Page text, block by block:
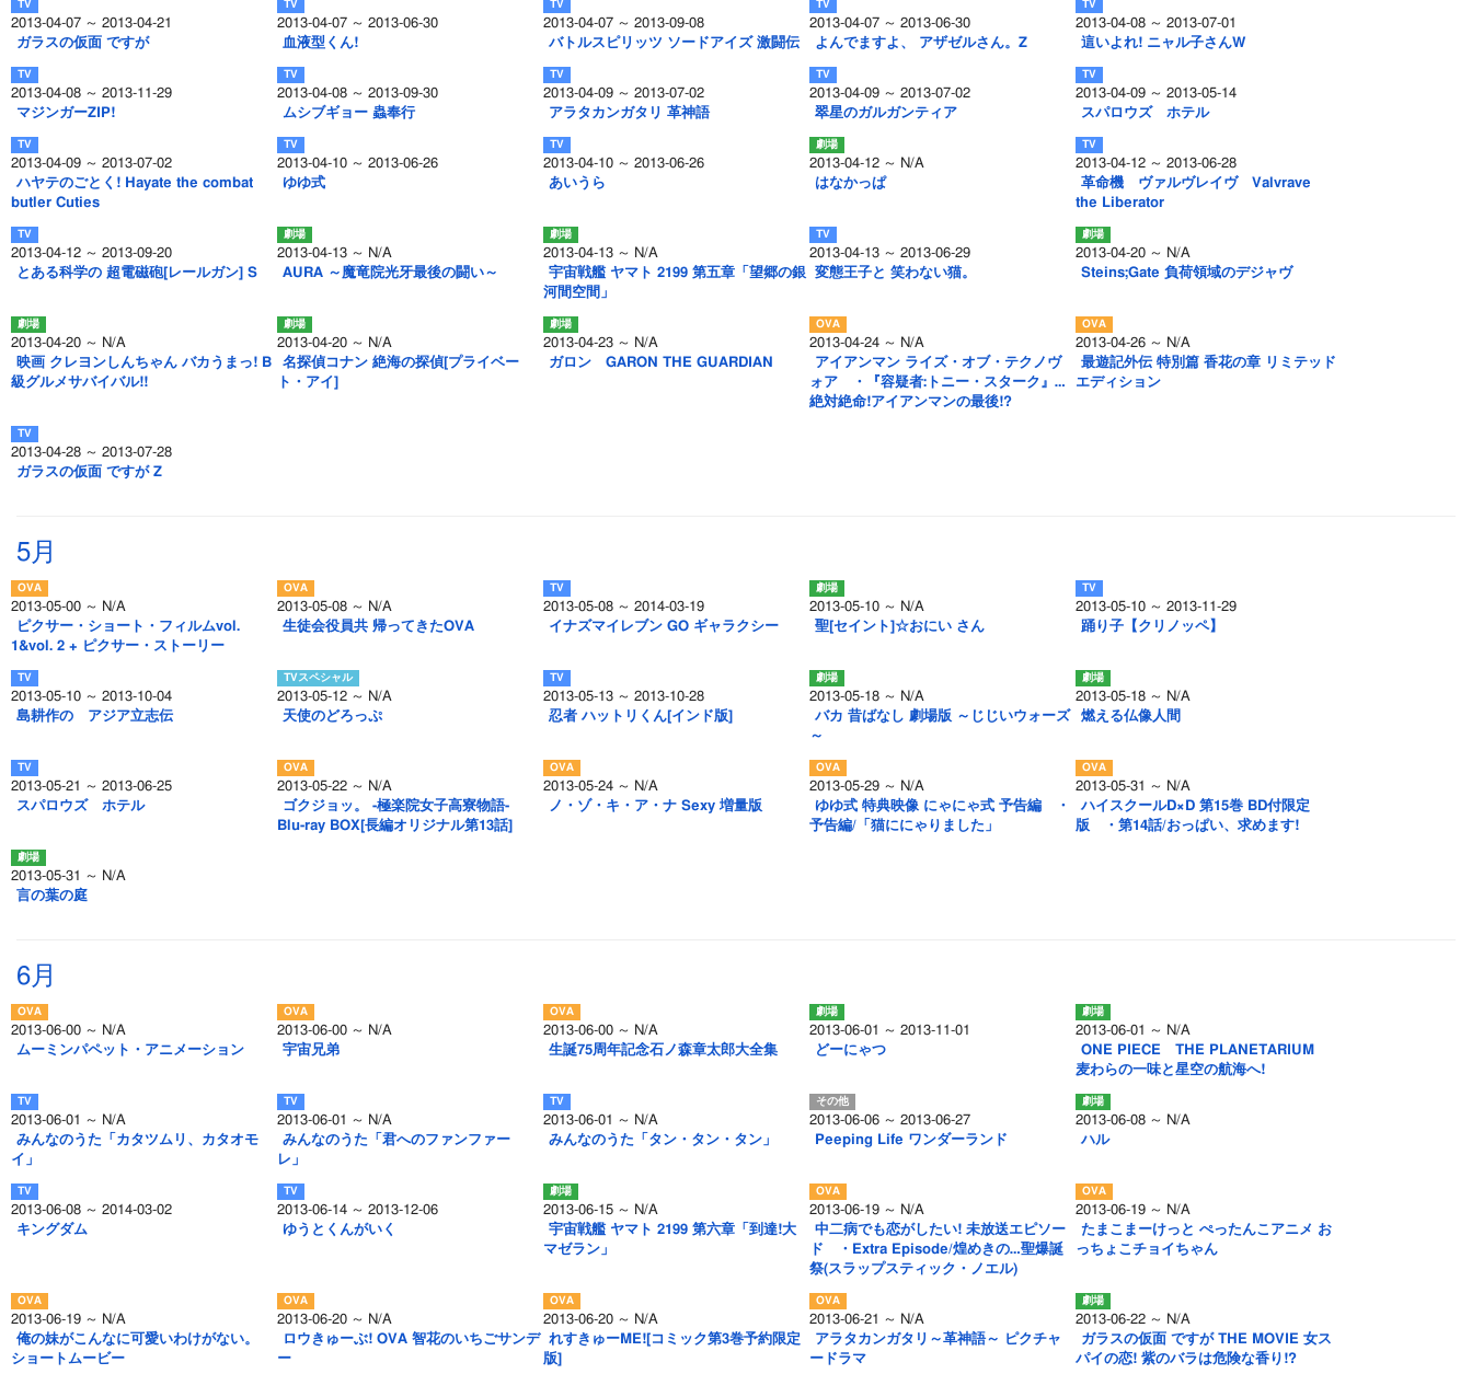
2013-04-07 ～ 2013-04-21
ガラスの仮面 ですが
2013-04-07 ～ 2013-06-30
血液型くん!
2013-04-07 ～ 2013-09-08
バトルスピリッツ ソードアイズ 激闘伝
2013-04-07 ～ 2013-06-30
よんでますよ、 アザゼルさん。Z
2013-04-08 ～ 2013-07-01
這いよれ! ニャル子さんW
2013-04-08 ～ 2013-11-29
マジンガーZIP!
2013-04-08 ～ 2013-09-30
ムシブギョー 蟲奉行
2013-04-09 ～ 2013-07-02
アラタカンガタリ 革神語
2013-04-09 ～ 2013-07-02
翠星のガルガンティア
2013-04-09 ～ 2013-05-14
スパロウズ ホテル
2013-04-09 ～ 2013-07-02
ハヤテのごとく! Hayate the combat
butler Cuties
2013-04-10 ～ 2013-06-26
ゆゆ式
2013-04-10 ～ 2013-06-26
あいうら
2013-04-12 ～ N/A
はなかっぱ
2013-04-12 ～ 2013-06-28
革命機 ヴァルヴレイヴ Valvrave
the Liberator
2013-04-12 ～ 2013-09-20
とある科学の 超電磁砲[レールガン] S
2013-04-13 ～ N/A
AURA ～魔竜院光牙最後の闘い～
2013-04-13 ～ N/A
宇宙戦艦 ヤマト 2199 第五章「望郷の銀
河間空間」
2013-04-13 ～ 2013-06-29
変態王子と 笑わない猫。
2013-04-20 ～ N/A
Steins;Gate 負荷領域のデジャヴ
2013-04-20 ～ N/A
映画 クレヨンしんちゃん バカうまっ! B
級グルメサバイバル!!
2013-04-20 ～ N/A
名探偵コナン 絶海の探偵[プライベー
ト・アイ]
2013-04-23 ～ N/A
ガロン GARON THE GUARDIAN
2013-04-24 ～ N/A
アイアンマン ライズ・オブ・テクノヴ
ォア ・『容疑者:トニー・スターク』…
絶対絶命!アイアンマンの最後!?
2013-04-26 ～ N/A
最遊記外伝 特別篇 香花の章 リミテッド
エディション
2013-04-28 ～ 2013-07-28
ガラスの仮面 ですが Z
5月
2013-05-00 ～ N/A
ピクサー・ショート・フィルムvol.
1&vol. 2 + ピクサー・ストーリー
2013-05-08 ～ N/A
生徒会役員共 帰ってきたOVA
2013-05-08 ～ 2014-03-19
イナズマイレブン GO ギャラクシー
2013-05-10 ～ N/A
聖[セイント]☆おにい さん
2013-05-10 ～ 2013-11-29
踊り子【クリノッペ】
2013-05-10 ～ 2013-10-04
島耕作の アジア立志伝
2013-05-12 ～ N/A
天使のどろっぷ
2013-05-13 ～ 2013-10-28
忍者 ハットリくん[インド版]
2013-05-18 ～ N/A
バカ 昔ばなし 劇場版 ～じじいウォーズ
～
2013-05-18 ～ N/A
燃える仏像人間
2013-05-21 ～ 2013-06-25
スパロウズ ホテル
2013-05-22 ～ N/A
ゴクジョッ。 -極楽院女子高寮物語-
Blu-ray BOX[長編オリジナル第13話]
2013-05-24 ～ N/A
ノ・ゾ・キ・ア・ナ Sexy 増量版
2013-05-29 ～ N/A
ゆゆ式 特典映像 にゃにゃ式 予告編 ・
予告編/「猫ににゃりました」
2013-05-31 ～ N/A
ハイスクールD×D 第15巻 BD付限定
版 ・第14話/おっぱい、求めます!
2013-05-31 ～ N/A
言の葉の庭
6月
2013-06-00 ～ N/A
ムーミンパペット・アニメーション
2013-06-00 ～ N/A
宇宙兄弟
2013-06-00 ～ N/A
生誕75周年記念石ノ森章太郎大全集
2013-06-01 ～ 2013-11-01
どーにゃつ
2013-06-01 ～ N/A
ONE PIECE THE PLANETARIUM
麦わらの一味と星空の航海へ!
2013-06-01 ～ N/A
みんなのうた「カタツムリ、カタオモ
イ」
2013-06-01 ～ N/A
みんなのうた「君へのファンファー
レ」
2013-06-01 ～ N/A
みんなのうた「タン・タン・タン」
2013-06-06 ～ 2013-06-27
Peeping Life ワンダーランド
2013-06-08 ～ N/A
ハル
2013-06-08 ～ 2014-03-02
キングダム
2013-06-14 ～ 2013-12-06
ゆうとくんがいく
2013-06-15 ～ N/A
宇宙戦艦 ヤマト 2199 第六章「到達!大
マゼラン」
2013-06-19 ～ N/A
中二病でも恋がしたい! 未放送エピソー
ド ・Extra Episode/煌めきの…聖爆誕
祭(スラップスティック・ノエル)
2013-06-19 ～ N/A
たまこまーけっと ぺったんこアニメ お
っちょこチョイちゃん
2013-06-19 ～ N/A
俺の妹がこんなに可愛いわけがない。
ショートムービー
2013-06-20 ～ N/A
ロウきゅーぶ! OVA 智花のいちごサンデ
ー
2013-06-20 ～ N/A
れすきゅーME![コミック第3巻予約限定
版]
2013-06-21 ～ N/A
アラタカンガタリ～革神語～ ピクチャ
ードラマ
2013-06-22 ～ N/A
ガラスの仮面 ですが THE MOVIE 女ス
パイの恋! 紫のバラは危険な香り!?